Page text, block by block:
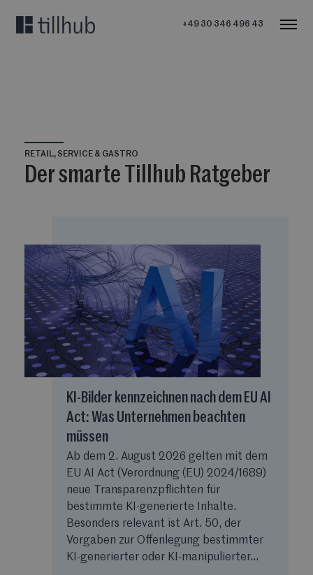
+49 30 346 496 43
RETAIL, SERVICE & GASTRO
Der smarte Tillhub Ratgeber
KI-Bilder kennzeichnen nach dem EU AI
Act: Was Unternehmen beachten
müssen
Ab dem 2. August 2026 gelten mit dem
EU AI Act (Verordnung (EU) 2024/1689)
neue Transparenzpflichten für
bestimmte KI-generierte Inhalte.
Besonders relevant ist Art. 50, der
Vorgaben zur Offenlegung bestimmter
KI-generierter oder KI-manipulierter...